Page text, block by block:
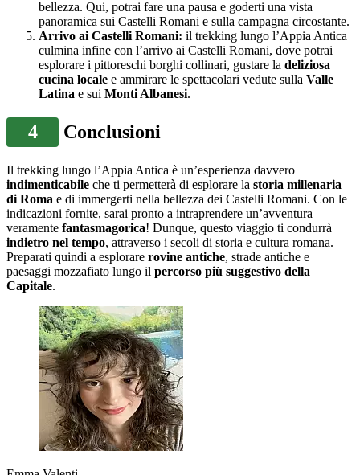
bellezza. Qui, potrai fare una pausa e goderti una vista
panoramica sui Castelli Romani e sulla campagna circostante.
Arrivo ai Castelli Romani: il trekking lungo l’Appia Antica
culmina infine con l’arrivo ai Castelli Romani, dove potrai
esplorare i pittoreschi borghi collinari, gustare la deliziosa
cucina locale e ammirare le spettacolari vedute sulla Valle
Latina e sui Monti Albanesi.
4 Conclusioni
Il trekking lungo l’Appia Antica è un’esperienza davvero
indimenticabile che ti permetterà di esplorare la storia millenaria
di Roma e di immergerti nella bellezza dei Castelli Romani. Con le
indicazioni fornite, sarai pronto a intraprendere un’avventura
veramente fantasmagorica! Dunque, questo viaggio ti condurrà
indietro nel tempo, attraverso i secoli di storia e cultura romana.
Preparati quindi a esplorare rovine antiche, strade antiche e
paesaggi mozzafiato lungo il percorso più suggestivo della
Capitale.